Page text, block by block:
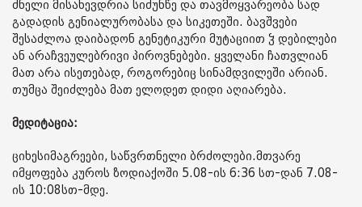
ძნელი მისახევდრია სიძუნწე და თავმოყვარეობა სად
გადადის გენიალურობასა და სიკეთეში. ბავშვები
შესაძლოა დაიბადონ გენეტიკური მუტაციით ჴ დებილები
ან არაჩვეულებრივი პიროვნებები. ყველანი ჩათვლიან
მათ არა ისეთებად, როგორებიც სინამდვილეში არიან.
თუმცა შეიძლება მათ ელოდეთ დიდი აღიარება.
მედიტაცია:
ციხესიმაგრეები, საწვრთნელი ბრძოლები.მთვარე
იმყოფება კუროს ზოდიაქოში 5.08-ის 6:36 სთ-დან 7.08-
ის 10:08სთ-მდე.